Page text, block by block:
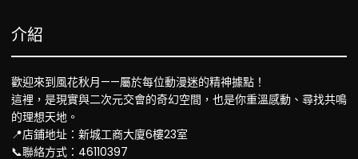
介紹
歡迎來到風花秋月——屬於每位動漫迷的精神據點！
這裡，是現實與二次元交會的奇幻空間，也是你重溫感動、尋找共鳴
的理想天地。
📍店鋪地址：新城工商大廈6樓23室
📞聯絡方式：46110397